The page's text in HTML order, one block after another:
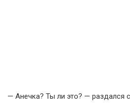
— Анечка? Ты ли это? — раздался